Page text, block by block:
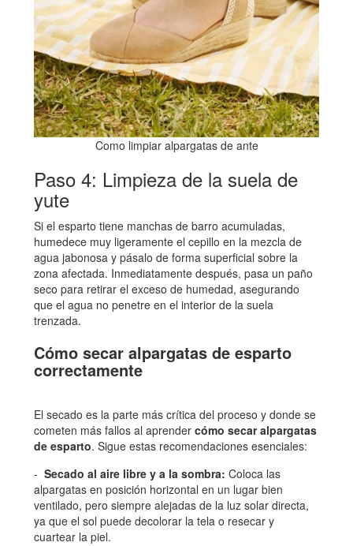
Como limpiar alpargatas de ante
Paso 4: Limpieza de la suela de
yute
Si el esparto tiene manchas de barro acumuladas,
humedece muy ligeramente el cepillo en la mezcla de
agua jabonosa y pásalo de forma superficial sobre la
zona afectada. Inmediatamente después, pasa un paño
seco para retirar el exceso de humedad, asegurando
que el agua no penetre en el interior de la suela
trenzada.
Cómo secar alpargatas de esparto
correctamente
El secado es la parte más crítica del proceso y donde se
cometen más fallos al aprendercómo secar alpargatas
de esparto. Sigue estas recomendaciones esenciales:
Secado al aire libre y a la sombra: Coloca las
alpargatas en posición horizontal en un lugar bien
ventilado, pero siempre alejadas de la luz solar directa,
ya que el sol puede decolorar la tela o resecar y
cuartear la piel.